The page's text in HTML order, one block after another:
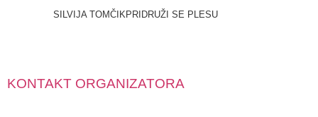
SILVIJA TOMČIKPRIDRUŽI SE PLESU
KONTAKT ORGANIZATORA